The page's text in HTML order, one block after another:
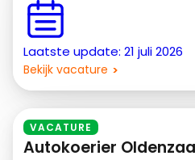
Laatste update: 21 juli 2026
Bekijk vacature
VACATURE
Autokoerier